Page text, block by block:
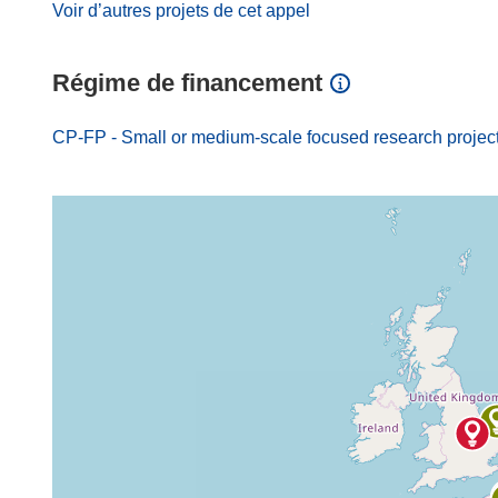
Voir d’autres projets de cet appel
Régime de financement
CP-FP - Small or medium-scale focused research